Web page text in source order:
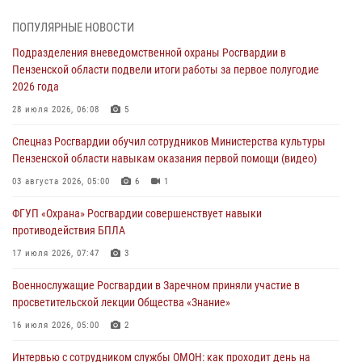
Телесюжет ГТРК «Россия.Пенза»: В Пензе обвиняются семь мужчин
05 августа 2026, 15:50
В Заречном росгвардейцы почтили память легендарного генерала
Яковлева
Сотрудники пензенского ОМОН «Страж» познакомили участников
сборов «Гвардеец» с вооружением и техникой Росгвардии
В Пензе сотрудники Росгвардии оказали помощь
дезориентированному пенсионеру
ПОПУЛЯРНЫЕ НОВОСТИ
Подразделения вневедомственной охраны Росгвардии в
Пензенской области подвели итоги работы за первое полугодие
2026 года
28 июля 2026, 06:08 5
Спецназ Росгвардии обучил сотрудников Министерства культуры
Пензенской области навыкам оказания первой помощи (видео)
03 августа 2026, 05:00 6 1
ФГУП «Охрана» Росгвардии совершенствует навыки
противодействия БПЛА
17 июля 2026, 07:47 3
Военнослужащие Росгвардии в Заречном приняли участие в
просветительской лекции Общества «Знание»
16 июля 2026, 05:00 2
Интервью с сотрудником службы ОМОН: как проходит день на